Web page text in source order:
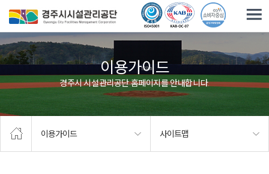
이용가이드
경주시 시설관리공단 홈페이지를 안내합니다.
이용가이드 사이트맵